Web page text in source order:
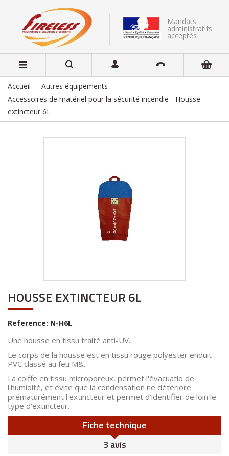
Mandats
administratifs
acceptés
Accueil
Autres équipements
Accessoires de matériel pour la sécurité incendie
Housse
extincteur 6L
HOUSSE EXTINCTEUR 6L
Reference: N-H6L
Une housse en tissu traité anti-UV.
Le corps de la housse est en tissu rouge polyester enduit
PVC classé au feu M&.
La coiffe en tissu microporeux, permet l'évacuatio de
l'humidité, et évite que la condensation ne détériore
prématurément l'extincteur et permet d'identifier de loin le
type d'extincteur.
Fiche technique
3 avis